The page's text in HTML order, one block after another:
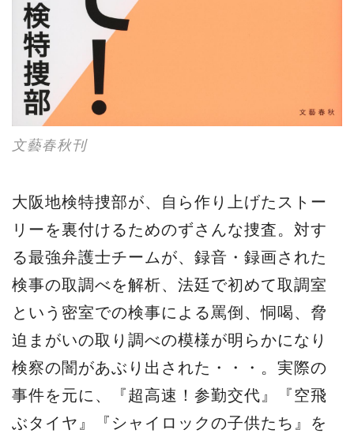
文藝春秋刊
大阪地検特捜部が、自ら作り上げたストー
リーを裏付けるためのずさんな捜査。対す
る最強弁護士チームが、録音・録画された
検事の取調べを解析、法廷で初めて取調室
という密室での検事による罵倒、恫喝、脅
迫まがいの取り調べの模様が明らかになり
検察の闇があぶり出された・・・。実際の
事件を元に、『超高速！参勤交代』『空飛
ぶタイヤ』『シャイロックの子供たち』を